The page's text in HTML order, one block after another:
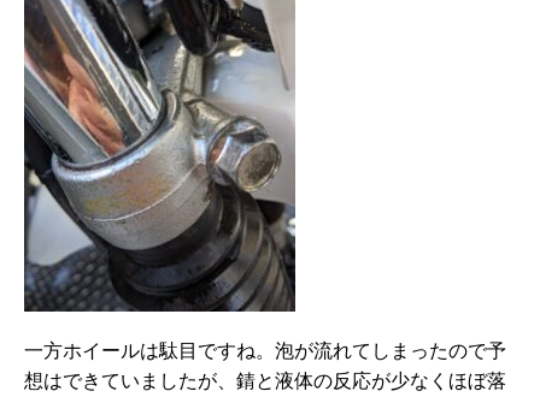
一方ホイールは駄目ですね。泡が流れてしまったので予
想はできていましたが、錆と液体の反応が少なくほぼ落